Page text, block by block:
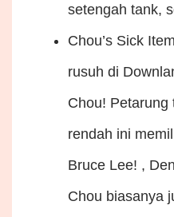
setengah tank,
Chou’s Sick
rusuh di
Chou! Petarung
rendah ini
Bruce Lee! ,
Chou biasanya